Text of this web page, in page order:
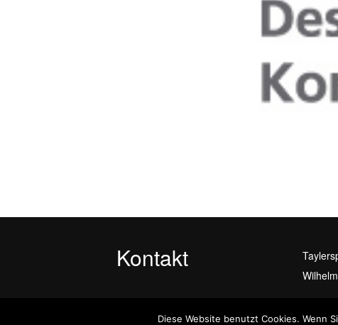
Kontakt
31582
Diese Website benutzt Cookies. Wenn